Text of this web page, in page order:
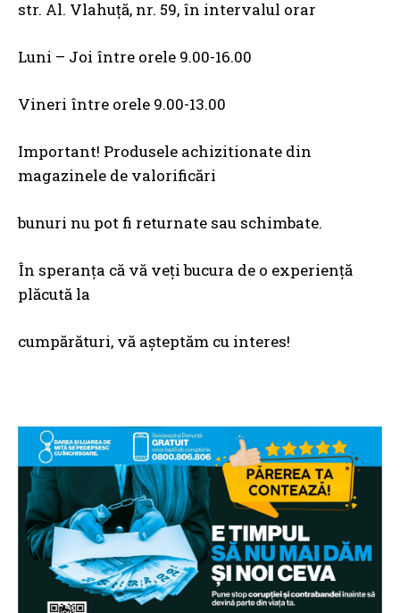
str. Al. Vlahuţă, nr. 59, în intervalul orar
Luni – Joi între orele 9.00-16.00
Vineri între orele 9.00-13.00
Important! Produsele achizitionate din
magazinele de valorificări
bunuri nu pot fi returnate sau schimbate.
În speranţa că vă veţi bucura de o experienţă
plăcută la
cumpărături, vă aşteptăm cu interes!